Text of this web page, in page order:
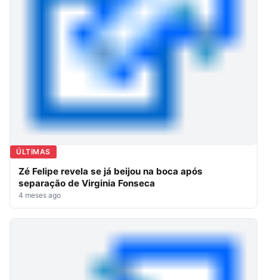
ÚLTIMAS
Zé Felipe revela se já beijou na boca após
separação de Virginia Fonseca
4 meses ago